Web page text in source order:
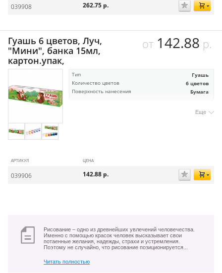
039908 262.75 р.
Гуашь 6 цветов, Луч,
"Мини", банка 15мл,
картон.упак,
от 142.88 р.
Тип Гуашь
Количество цветов 6 цветов
Поверхность нанесения Бумага
Еще
АРТИКУЛ ЦЕНА
039906 142.88 р.
Рисование – одно из древнейших увлечений человечества.
Именно с помощью красок человек высказывает свои
потаенные желания, надежды, страхи и устремления.
Поэтому не случайно, что рисование позиционируется...
Читать полностью